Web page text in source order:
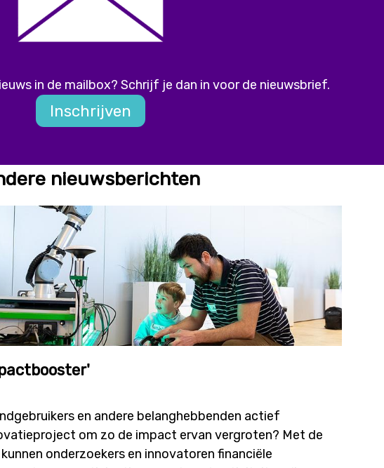
in de mailbox? Schrijf je dan in voor de nieuwsbrief.
Inschrijven
nieuwsberichten
en andere belanghebbenden actief
om zo de impact ervan vergroten? Met de
onderzoekers en innovatoren financiële